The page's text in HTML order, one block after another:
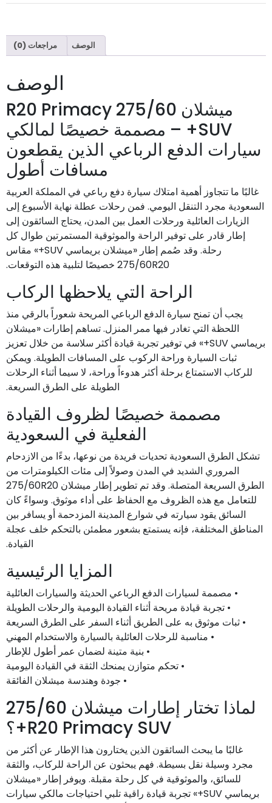
الوصف مراجعات (0)
الوصف
ميشلان 275/60 R20 Primacy
SUV+ – مصممة خصيصًا لمالكي
سيارات الدفع الرباعي الذين يقطعون
مسافات أطول
غالبًا ما تتجاوز أهمية امتلاك سيارة دفع رباعي في المملكة العربية
السعودية مجرد التنقل اليومي. فمن رحلات عطلة نهاية الأسبوع إلى
الزيارات العائلية ورحلات العمل بين المدن، يحتاج السائقون إلى
إطار قادر على توفير الراحة والموثوقية المستمرتين طوال كل
رحلة. وقد صُمم إطار «ميشلان بريماسي SUV+» مقاس
275/60R20 خصيصًا لتلبية هذه التوقعات.
الراحة التي يلاحظها الركاب
يجب أن تمنح سيارة الدفع الرباعي المريحة شعوراً بالرقي منذ
اللحظة التي تغادر فيها ممر المنزل. تساهم إطارات «ميشلان
بريماسي SUV+» في توفير تجربة قيادة أكثر سلاسة من خلال تعزيز
ثبات السيارة وراحة الركوب على المسافات الطويلة. ويمكن
للركاب الاستمتاع برحلة أكثر هدوءاً وراحة، لا سيما أثناء الرحلات
الطويلة على الطرق السريعة.
مصممة خصيصًا لظروف القيادة
الفعلية في السعودية
تشكل الطرق السعودية تحديات فريدة من نوعها، بدءًا من الازدحام
المروري الشديد في المدن وصولاً إلى مئات الكيلومترات من
الطرق السريعة المتصلة. وقد تم تطوير إطار ميشلان 275/60R20
للتعامل مع هذه الظروف مع الحفاظ على أداء موثوق. وسواءً كان
السائق يقود سيارته في شوارع المدينة المزدحمة أو يسافر بين
المناطق المختلفة، فإنه يستمتع بشعور مطمئن بالتحكم خلف عجلة
القيادة.
المزايا الرئيسية
• مصممة لسيارات الدفع الرباعي الحديثة والسيارات العائلية
• تجربة قيادة مريحة أثناء القيادة اليومية والرحلات الطويلة
• ثبات موثوق به على الطريق أثناء السفر على الطرق السريعة
• مناسبة للرحلات العائلية بالسيارة والاستخدام المهني
• بنية متينة لضمان عمر أطول للإطار
• تحكم متوازن يمنحك الثقة في القيادة اليومية
• جودة وهندسة ميشلان الفائقة
لماذا تختار إطارات ميشلان 275/60
R20 Primacy SUV+؟
غالبًا ما يبحث السائقون الذين يختارون هذا الإطار عن أكثر من
مجرد وسيلة نقل بسيطة. فهم يبحثون عن الراحة للركاب، والثقة
للسائق، والموثوقية في كل رحلة مقبلة. ويوفر إطار «ميشلان
بريماسي SUV+» تجربة قيادة راقية تلبي احتياجات مالكي سيارات